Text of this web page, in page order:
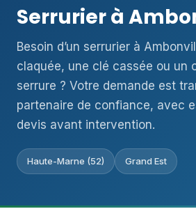
Serrurier à
Besoin d’un serrurier à
claquée, une clé cassée ou un
serrure ? Votre demande est
partenaire de confiance, avec
devis avant intervention.
Haute-Marne (52) Grand Est